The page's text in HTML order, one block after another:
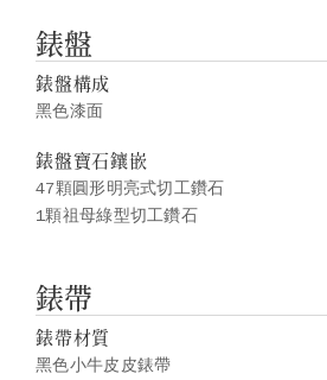
錶盤
錶盤構成
黑色漆面
錶盤寶石鑲嵌
47顆圓形明亮式切工鑽石
1顆祖母綠型切工鑽石
錶帶
錶帶材質
黑色小牛皮皮錶帶